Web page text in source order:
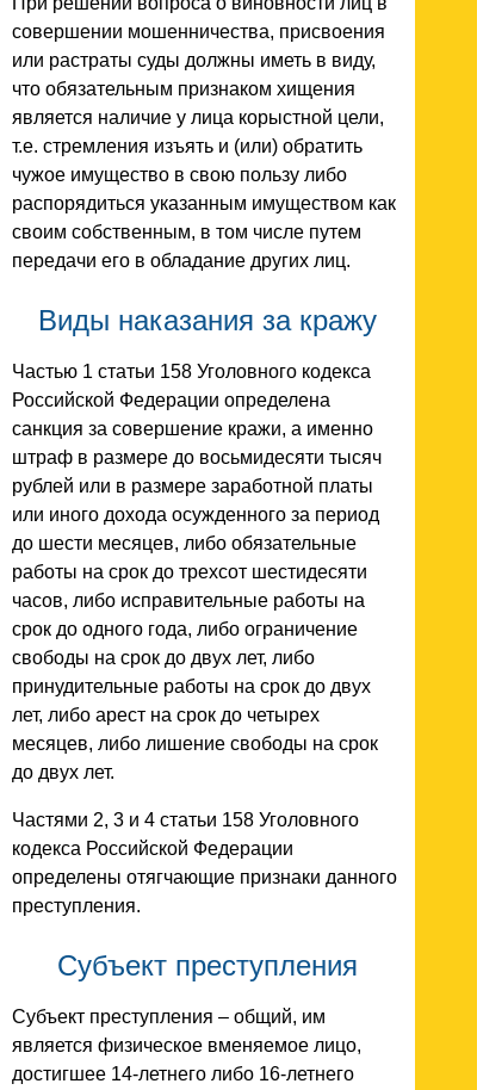
совершении мошенничества, присвоения
или растраты суды должны иметь в виду,
что обязательным признаком хищения
является наличие у лица корыстной цели,
т.е. стремления изъять и (или) обратить
чужое имущество в свою пользу либо
распорядиться указанным имуществом как
своим собственным, в том числе путем
передачи его в обладание других лиц.
Виды наказания за кражу
Частью 1 статьи 158 Уголовного кодекса
Российской Федерации определена
санкция за совершение кражи, а именно
штраф в размере до восьмидесяти тысяч
рублей или в размере заработной платы
или иного дохода осужденного за период
до шести месяцев, либо обязательные
работы на срок до трехсот шестидесяти
часов, либо исправительные работы на
срок до одного года, либо ограничение
свободы на срок до двух лет, либо
принудительные работы на срок до двух
лет, либо арест на срок до четырех
месяцев, либо лишение свободы на срок
до двух лет.
Частями 2, 3 и 4 статьи 158 Уголовного
кодекса Российской Федерации
определены отягчающие признаки данного
преступления.
Субъект преступления
Субъект преступления – общий, им
является физическое вменяемое лицо,
достигшее 14-летнего либо 16-летнего